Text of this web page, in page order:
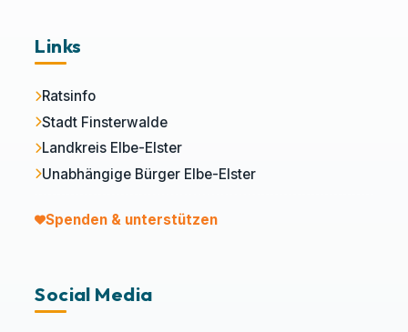
Links
Ratsinfo
Stadt Finsterwalde
Landkreis Elbe-Elster
Unabhängige Bürger Elbe-Elster
Spenden & unterstützen
Social Media